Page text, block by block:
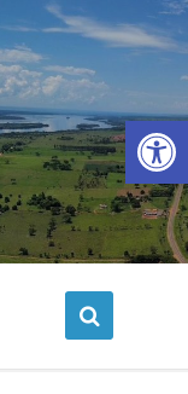
Barra de Ferramentas Aberta